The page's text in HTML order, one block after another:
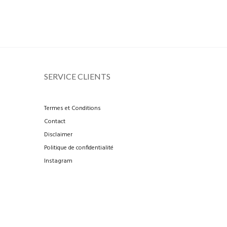
SERVICE CLIENTS
Termes et Conditions
Contact
Disclaimer
Politique de confidentialité
Instagram